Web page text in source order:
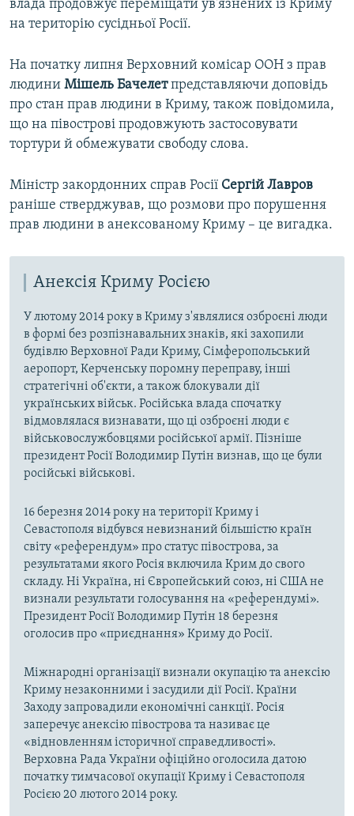
влада продовжує переміщати ув'язнених із Криму
на територію сусідньої Росії.
На початку липня Верховний комісар ООН з прав
людини Мішель Бачелетпредставляючи доповідь
про стан прав людини в Криму, також повідомила,
що на півострові продовжують застосовувати
тортури й обмежувати свободу слова.
Міністр закордонних справ Росії Сергій Лавров
раніше стверджував, що розмови про порушення
прав людини в анексованому Криму – це вигадка.
Анексія Криму Росією
У лютому 2014 року в Криму з'являлися озброєні люди
в формі без розпізнавальних знаків, які захопили
будівлю Верховної Ради Криму, Сімферопольський
аеропорт, Керченську поромну переправу, інші
стратегічні об'єкти, а також блокували дії
українських військ. Російська влада спочатку
відмовлялася визнавати, що ці озброєні люди є
військовослужбовцями російської армії. Пізніше
президент Росії Володимир Путін визнав, що це були
російські військові.
16 березня 2014 року на території Криму і
Севастополя відбувся невизнаний більшістю країн
світу «референдум» про статус півострова, за
результатами якого Росія включила Крим до свого
складу. Ні Україна, ні Європейський союз, ні США не
визнали результати голосування на «референдумі».
Президент Росії Володимир Путін 18 березня
оголосив про «приєднання» Криму до Росії.
Міжнародні організації визнали окупацію та анексію
Криму незаконними і засудили дії Росії. Країни
Заходу запровадили економічні санкції. Росія
заперечує анексію півострова та називає це
«відновленням історичної справедливості».
Верховна Рада України офіційно оголосила датою
початку тимчасової окупації Криму і Севастополя
Росією 20 лютого 2014 року.